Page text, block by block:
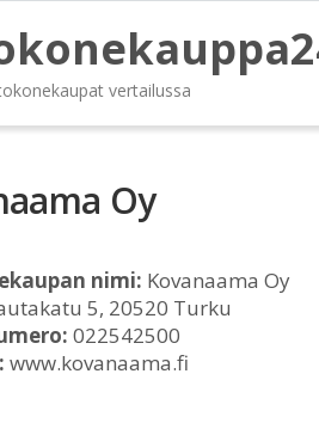
vertailussa
Oy
nimi: Kovanaama Oy
5, 20520 Turku
022542500
www.kovanaama.fi